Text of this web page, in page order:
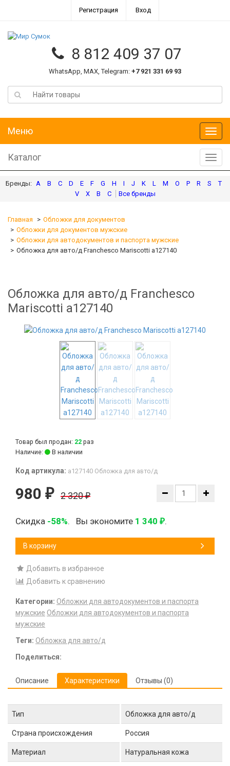
Регистрация Вход
8 812 409 37 07
WhatsApp, MAX, Telegram: +7 921 331 69 93
Меню
Меню
Каталог
A B C D E F G H I J K L M O P R S
T
V
X В С
Главная
Обложки для документов
Обложки для документов мужские
Обложки для автодокументов и паспорта мужские
Обложка для авто/д Franchesco Mariscotti а127140
Обложка для авто/д Franchesco
Mariscotti а127140
Товар был продан: 22 раз
Наличие:
В наличии
Код артикула: а127140 Обложка для авто/д
980 ₽ 2 320₽
Скидка -58%. Вы экономите 1 340 ₽.
В корзину
Добавить в избранное
Добавить к сравнению
Категории: Обложки для автодокументов и паспорта
мужские Обложки для автодокументов и паспорта
мужские
Теги: Обложка для авто/д
Поделиться:
Описание Характеристики Отзывы (0)
Тип Обложка для авто/д
Страна происхождения Россия
Материал Натуральная кожа